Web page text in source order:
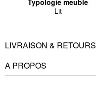
Typologie meuble
Lit
LIVRAISON & RETOURS
A PROPOS